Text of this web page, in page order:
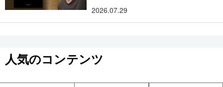
2026.07.29
人気のコンテンツ